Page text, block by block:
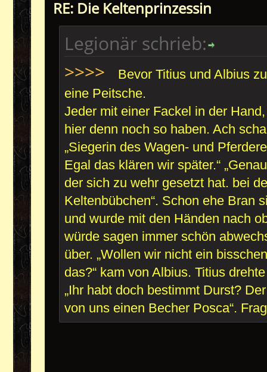
RE: Die Keltenprinzessin
Legionär schrieb:
>>>>
Bevor Titius und Albius
eine Peitsche.
Jeder mit einer Fackel in der
hier denn noch so haben. Ach
„Siegerin des Wagen- und
Egal das klären wir später.“
der sich zu wehr gesetzt hat. bei
Keltenbübchen“. Schon ehe Bran
und wurde mit den Händen nach
würde sagen immer schön
über. „Wollen wir nicht ein
das?“ kam von Albius. Titius
„Ihr habt doch bestimmt Durst?
von uns einen Becher Posca“.